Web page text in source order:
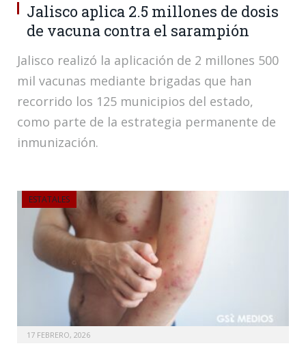
Jalisco aplica 2.5 millones de dosis
de vacuna contra el sarampión
Jalisco realizó la aplicación de 2 millones 500
mil vacunas mediante brigadas que han
recorrido los 125 municipios del estado,
como parte de la estrategia permanente de
inmunización.
ESTATALES
17 FEBRERO, 2026